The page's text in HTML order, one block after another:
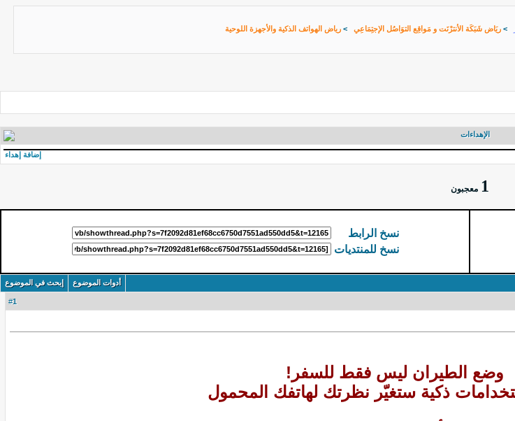
> ريَاض شَبَكَة الأنترْنَت و مَواقِع التوَاصُل الإجتِمَاعِي > رياض الهواتف الذكية والأجهزة اللوحية
الإهداءات
إضافة إهداء
1 معجبون
نسخ الرابط
نسخ للمنتديات
أدوات الموضوع إبحث في الموضوع
1
وضع الطيران ليس فقط للسفر!